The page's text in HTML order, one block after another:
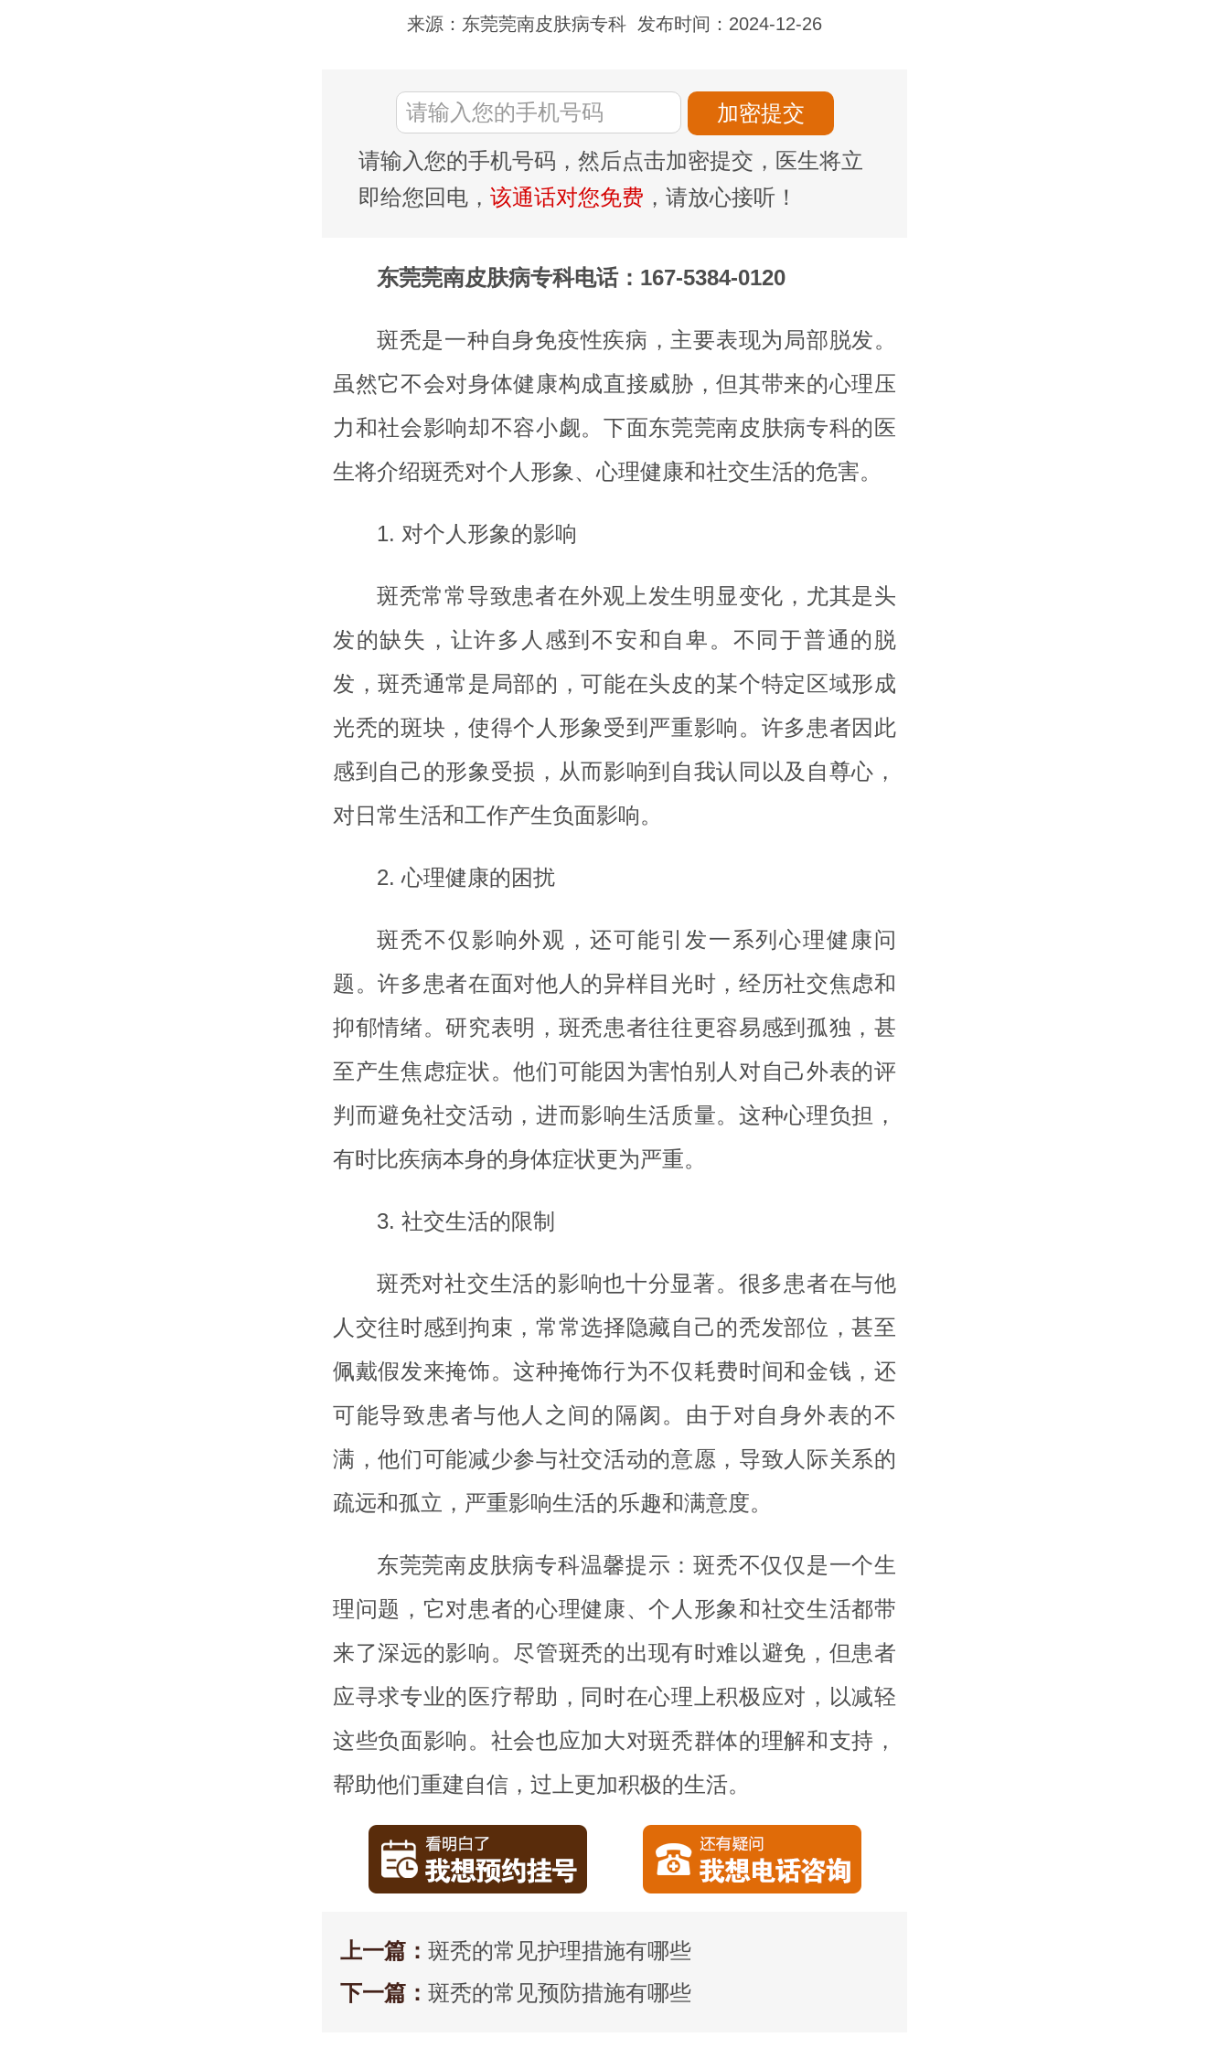
来源：东莞莞南皮肤病专科 发布时间：2024-12-26
请输入您的手机号码，然后点击加密提交，医生将立
即给您回电， 该通话对您免费 ，请放心接听！
东莞莞南皮肤病专科电话：167-5384-0120
斑秃是一种自身免疫性疾病，主要表现为局部脱发。
虽然它不会对身体健康构成直接威胁，但其带来的心理压
力和社会影响却不容小觑。下面东莞莞南皮肤病专科的医
生将介绍斑秃对个人形象、心理健康和社交生活的危害。
1. 对个人形象的影响
斑秃常常导致患者在外观上发生明显变化，尤其是头
发的缺失，让许多人感到不安和自卑。不同于普通的脱
发，斑秃通常是局部的，可能在头皮的某个特定区域形成
光秃的斑块，使得个人形象受到严重影响。许多患者因此
感到自己的形象受损，从而影响到自我认同以及自尊心，
对日常生活和工作产生负面影响。
2. 心理健康的困扰
斑秃不仅影响外观，还可能引发一系列心理健康问
题。许多患者在面对他人的异样目光时，经历社交焦虑和
抑郁情绪。研究表明，斑秃患者往往更容易感到孤独，甚
至产生焦虑症状。他们可能因为害怕别人对自己外表的评
判而避免社交活动，进而影响生活质量。这种心理负担，
有时比疾病本身的身体症状更为严重。
3. 社交生活的限制
斑秃对社交生活的影响也十分显著。很多患者在与他
人交往时感到拘束，常常选择隐藏自己的秃发部位，甚至
佩戴假发来掩饰。这种掩饰行为不仅耗费时间和金钱，还
可能导致患者与他人之间的隔阂。由于对自身外表的不
满，他们可能减少参与社交活动的意愿，导致人际关系的
疏远和孤立，严重影响生活的乐趣和满意度。
东莞莞南皮肤病专科温馨提示：斑秃不仅仅是一个生
理问题，它对患者的心理健康、个人形象和社交生活都带
来了深远的影响。尽管斑秃的出现有时难以避免，但患者
应寻求专业的医疗帮助，同时在心理上积极应对，以减轻
这些负面影响。社会也应加大对斑秃群体的理解和支持，
帮助他们重建自信，过上更加积极的生活。
上一篇： 斑秃的常见护理措施有哪些
下一篇： 斑秃的常见预防措施有哪些